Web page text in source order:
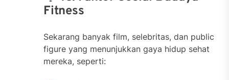
Fitness
Sekarang banyak film, selebritas, dan public
figure yang menunjukkan gaya hidup sehat
mereka, seperti: